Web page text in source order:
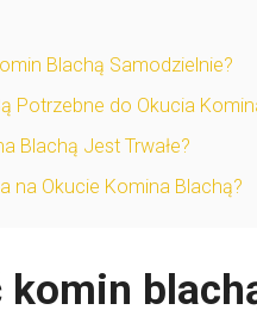
Blachą Samodzielnie?
Potrzebne do Okucia
Blachą Jest Trwałe?
na Okucie Komina Blachą?